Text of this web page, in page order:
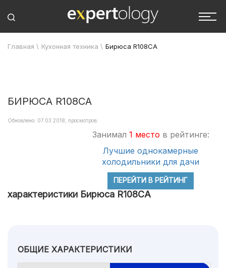
Главная \ Кухонная техника \ Бирюса R108CA
БИРЮСА R108CA
Обновлено: 07.03.2018, просмотров:
Занимал 1 место в рейтинге:
Лучшие однокамерные
холодильники для дачи
ПЕРЕЙТИ В РЕЙТИНГ
характеристики Бирюса R108CA
ОБЩИЕ ХАРАКТЕРИСТИКИ